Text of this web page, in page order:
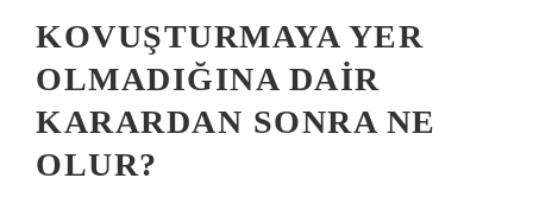
KOVUŞTURMAYA YER
OLMADIĞINA DAIR
KARARDAN SONRA NE
OLUR?